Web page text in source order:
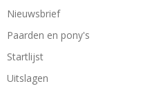
Nieuwsbrief
Paarden en pony's
Startlijst
Uitslagen